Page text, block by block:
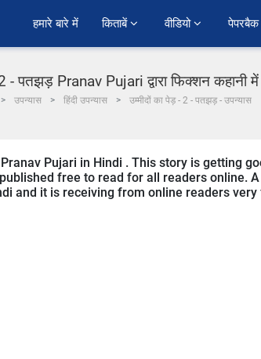
हमारे बारे में किताबें वीडियो पेपरबैक
- पतझड़ Pranav Pujari द्वारा फिक्शन कहानी में
उपन्यास हिंदी उपन्यास उम्मीदों का पेड़ - 2 - पतझड़ - उपन्यास
Pujari in Hindi . This story is getting
free to read for all readers online.
and it is receiving from online readers very